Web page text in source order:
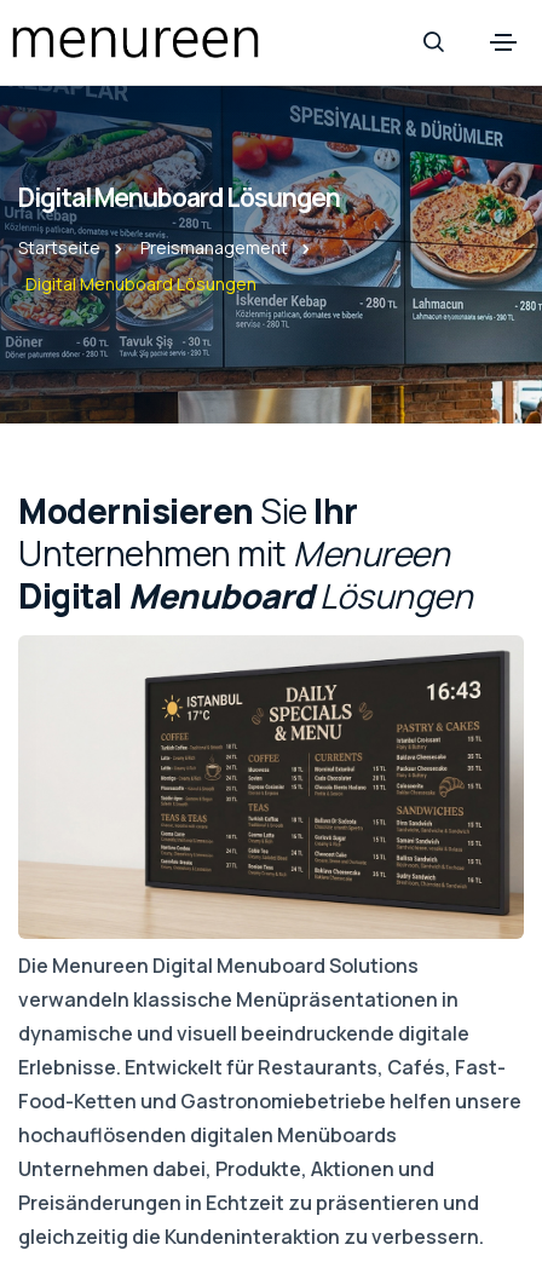
Digital Menuboard Lösungen
Startseite
Preismanagement
Digital Menuboard Lösungen
Modernisieren SieIhr
Unternehmen mit Menureen
Digital MenuboardLösungen
Die Menureen Digital Menuboard Solutions
verwandeln klassische Menüpräsentationen in
dynamische und visuell beeindruckende digitale
Erlebnisse. Entwickelt für Restaurants, Cafés, Fast-
Food-Ketten und Gastronomiebetriebe helfen unsere
hochauflösenden digitalen Menüboards
Unternehmen dabei, Produkte, Aktionen und
Preisänderungen in Echtzeit zu präsentieren und
gleichzeitig die Kundeninteraktion zu verbessern.